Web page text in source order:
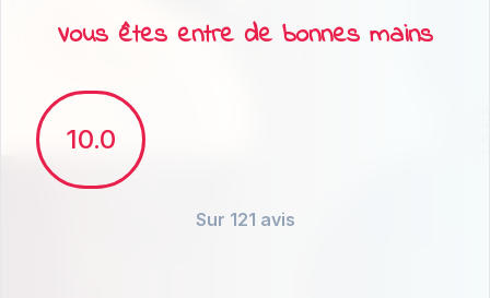
Vous êtes entre de bonnes mains
10.0
Sur 121 avis